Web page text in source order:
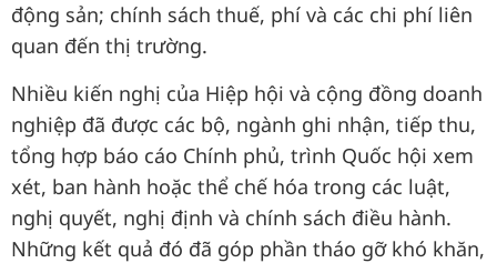
động sản; chính sách thuế, phí và các chi phí liên
quan đến thị trường.
Nhiều kiến nghị của Hiệp hội và cộng đồng doanh
nghiệp đã được các bộ, ngành ghi nhận, tiếp thu,
tổng hợp báo cáo Chính phủ, trình Quốc hội xem
xét, ban hành hoặc thể chế hóa trong các luật,
nghị quyết, nghị định và chính sách điều hành.
Những kết quả đó đã góp phần tháo gỡ khó khăn,